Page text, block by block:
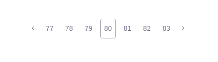
77 78 79 80 81 82 83